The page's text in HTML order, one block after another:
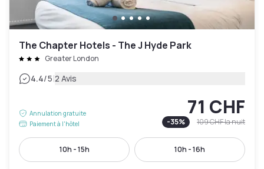
The Chapter Hotels - The J Hyde Park
Greater London
4.4/5|2 Avis
Annulation gratuite
Paiement à l'hôtel
71 CHF
-35% 109 CHFla nuit
10h - 15h 10h - 16h